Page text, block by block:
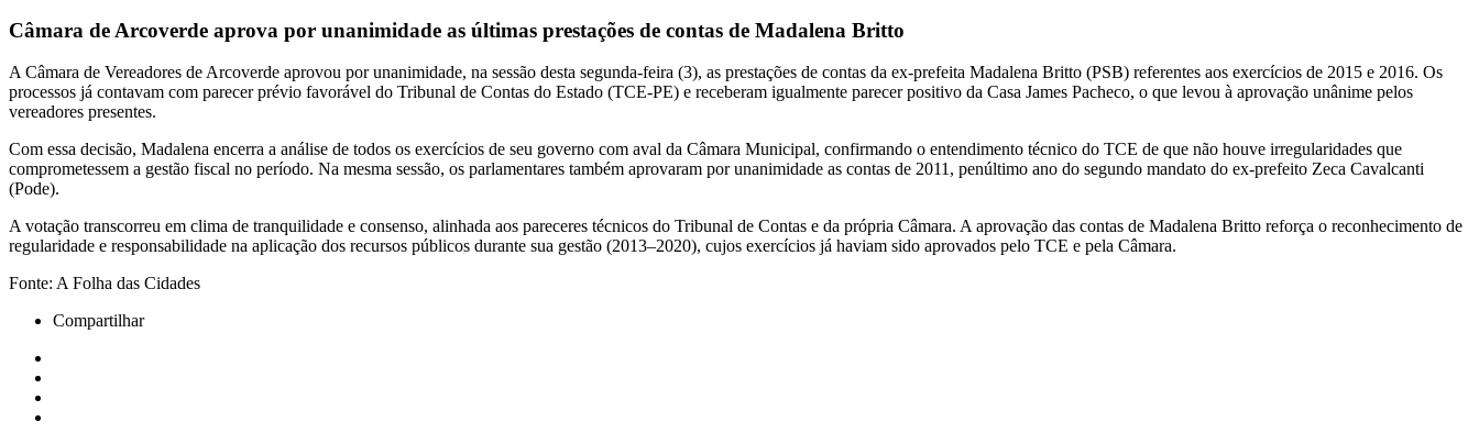
Câmara de Arcoverde aprova por unanimidade as últimas prestações de contas de Madalena Britto
A Câmara de Vereadores de Arcoverde aprovou por unanimidade, na sessão desta segunda‑feira (3), as prestações de contas da ex‑prefeita Madalena Britto (PSB) referentes aos exercícios de 2015 e 2016. Os
processos já contavam com parecer prévio favorável do Tribunal de Contas do Estado (TCE‑PE) e receberam igualmente parecer positivo da Casa James Pacheco, o que levou à aprovação unânime pelos
vereadores presentes.
Com essa decisão, Madalena encerra a análise de todos os exercícios de seu governo com aval da Câmara Municipal, confirmando o entendimento técnico do TCE de que não houve irregularidades que
comprometessem a gestão fiscal no período. Na mesma sessão, os parlamentares também aprovaram por unanimidade as contas de 2011, penúltimo ano do segundo mandato do ex‑prefeito Zeca Cavalcanti
(Pode).
A votação transcorreu em clima de tranquilidade e consenso, alinhada aos pareceres técnicos do Tribunal de Contas e da própria Câmara. A aprovação das contas de Madalena Britto reforça o reconhecimento de
regularidade e responsabilidade na aplicação dos recursos públicos durante sua gestão (2013–2020), cujos exercícios já haviam sido aprovados pelo TCE e pela Câmara.
Fonte: A Folha das Cidades
Compartilhar